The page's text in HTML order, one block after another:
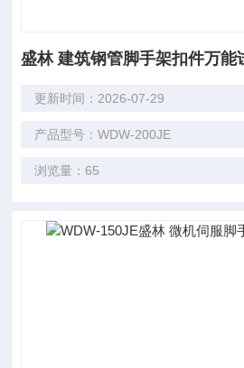
盛林 建筑钢管脚手架扣件万能
更新时间：2026-07-29
产品型号：WDW-200JE
浏览量：65